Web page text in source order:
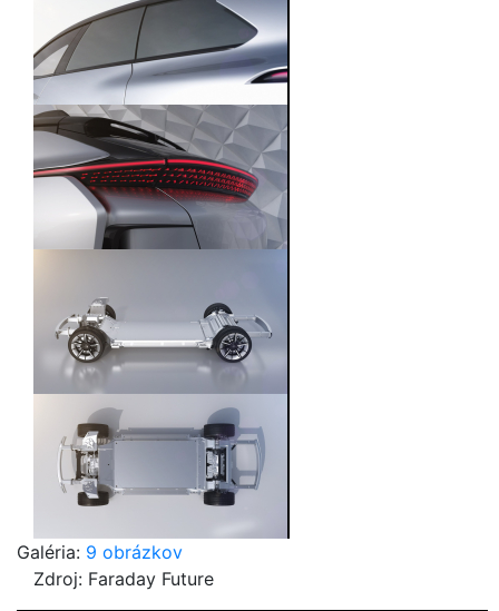
Galéria: 9 obrázkov
Zdroj: Faraday Future